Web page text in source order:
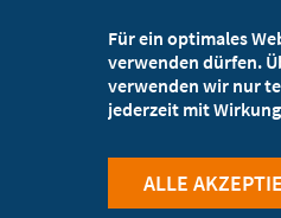
069-768001-0
069-768001-
mail@mb-
Für ein optimales
verwenden dürfen.
verwenden wir nur
jederzeit mit
ALLE